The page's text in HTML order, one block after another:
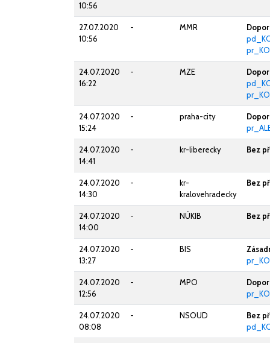
10:56
27.07.2020
10:56
- MMR
24.07.2020
16:22
- MZE
24.07.2020
15:24
- praha-city
24.07.2020
14:41
- kr-liberecky Bez
24.07.2020
14:30
-
kr-
kralovehradecky
Bez
24.07.2020
14:00
- NÚKIB Bez
24.07.2020
13:27
- BIS
24.07.2020
12:56
- MPO
24.07.2020
08:08
- NSOUD
Bez